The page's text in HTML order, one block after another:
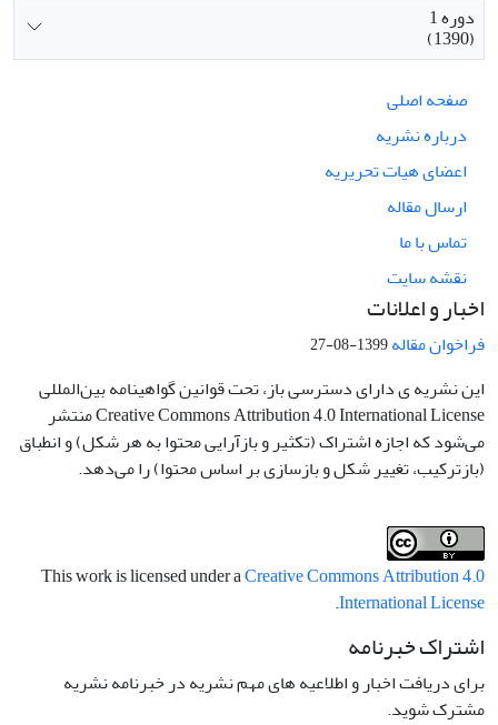
دوره 1
(1390)
صفحه اصلی
درباره نشریه
اعضای هیات تحریریه
ارسال مقاله
تماس با ما
نقشه سایت
اخبار و اعلانات
فراخوان مقاله1399-08-27
این نشریه ی دارای دسترسی باز، تحت قوانین گواهینامه بین‌المللی
Creative Commons Attribution 4.0 International License منتشر
می‌شود که اجازه اشتراک (تکثیر و بازآرایی محتوا به هر شکل) و انطباق
(بازترکیب، تغییر شکل و بازسازی بر اساس محتوا) را می‌دهد.
This work is licensed under aCreative Commons Attribution 4.0
International License
.
اشتراک خبرنامه
برای دریافت اخبار و اطلاعیه های مهم نشریه در خبرنامه نشریه
مشترک شوید.